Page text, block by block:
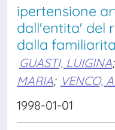
ipertensione
dall'entita' del
dalla
GUASTI, LUIGINA;
MARIA; VENCO,
1998-01-01